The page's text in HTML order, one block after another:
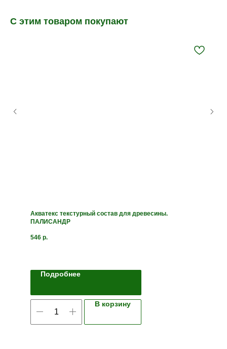
С этим товаром покупают
Акватекс текстурный состав для древесины.
ПАЛИСАНДР
546 р.
Подробнее
В корзину